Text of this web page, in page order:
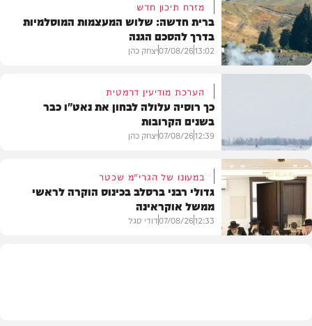
מזרח תיכון חדש
ברית חדשה: שלוש המעצמות המוסלמיות
בדרך להסכם הגנה
13:02
07/08/26יצחק כהן
הערכת מודיעין דרמטית
כך רוסיה עלולה לבחון את נאט"ו כבר
בשנים הקרובות
12:39
07/08/26יצחק כהן
במעונו של הגרי"מ שכטר
גדולי רבני ברסלב בכינוס הוקרה לראשי
ממשל אוקראינה
12:33
07/08/26דודי סגל